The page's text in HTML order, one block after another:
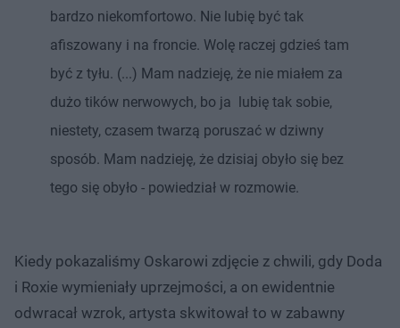
bardzo niekomfortowo. Nie lubię być tak
afiszowany i na froncie. Wolę raczej gdzieś tam
być z tyłu. (...) Mam nadzieję, że nie miałem za
dużo tików nerwowych, bo ja lubię tak sobie,
niestety, czasem twarzą poruszać w dziwny
sposób. Mam nadzieję, że dzisiaj obyło się bez
tego się obyło - powiedział w rozmowie.
Kiedy pokazaliśmy Oskarowi zdjęcie z chwili, gdy Doda
i Roxie wymieniały uprzejmości, a on ewidentnie
odwracał wzrok, artysta skwitował to w zabawny